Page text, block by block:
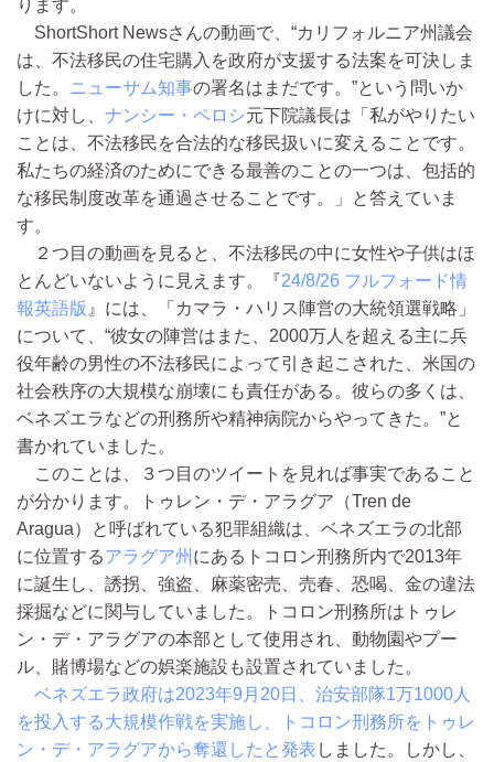
ります。
ShortShort Newsさんの動画で、“カリフォルニア州議会
は、不法移民の住宅購入を政府が支援する法案を可決しま
した。 ニューサム知事の署名はまだです。”という問いか
けに対し、 ナンシー・ペロシ元下院議長は「私がやりたい
ことは、不法移民を合法的な移民扱いに変えることです。
私たちの経済のためにできる最善のことの一つは、包括的
な移民制度改革を通過させることです。」と答えていま
す。
２つ目の動画を見ると、不法移民の中に女性や子供はほ
とんどいないように見えます。『24/8/26 フルフォード情
報英語版 』には、「カマラ・ハリス陣営の大統領選戦略」
について、“彼女の陣営はまた、2000万人を超える主に兵
役年齢の男性の不法移民によって引き起こされた、米国の
社会秩序の大規模な崩壊にも責任がある。彼らの多くは、
ベネズエラなどの刑務所や精神病院からやってきた。”と
書かれていました。
このことは、３つ目のツイートを見れば事実であること
が分かります。トゥレン・デ・アラグア（Tren de
Aragua）と呼ばれている犯罪組織は、ベネズエラの北部
に位置するアラグア州 にあるトコロン刑務所内で2013年
に誕生し、誘拐、強盗、麻薬密売、売春、恐喝、金の違法
採掘などに関与していました。トコロン刑務所はトゥレ
ン・デ・アラグアの本部として使用され、動物園やプー
ル、賭博場などの娯楽施設も設置されていました。
ベネズエラ政府は2023年9月20日、治安部隊1万1000人
を投入する大規模作戦を実施し、トコロン刑務所をトゥレ
ン・デ・アラグアから奪還したと発表 しました。しかし、